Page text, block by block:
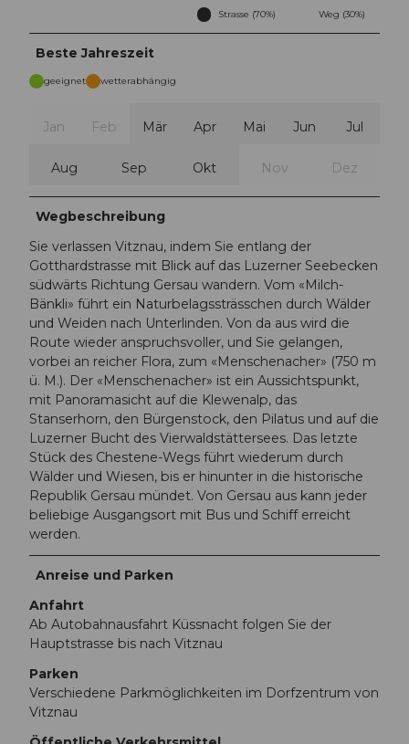
Strasse (70%) Weg (30%)
Beste Jahreszeit
geeignet wetterabhängig
Jan Feb Mär Apr Mai Jun Jul
Aug Sep Okt Nov Dez
Wegbeschreibung
Sie verlassen Vitznau, indem Sie entlang der
Gotthardstrasse mit Blick auf das Luzerner Seebecken
südwärts Richtung Gersau wandern. Vom «Milch-
Bänkli» führt ein Naturbelagssträsschen durch Wälder
und Weiden nach Unterlinden. Von da aus wird die
Route wieder anspruchsvoller, und Sie gelangen,
vorbei an reicher Flora, zum «Menschenacher» (750 m
ü. M.). Der «Menschenacher» ist ein Aussichtspunkt,
mit Panoramasicht auf die Klewenalp, das
Stanserhorn, den Bürgenstock, den Pilatus und auf die
Luzerner Bucht des Vierwaldstättersees. Das letzte
Stück des Chestene-Wegs führt wiederum durch
Wälder und Wiesen, bis er hinunter in die historische
Republik Gersau mündet. Von Gersau aus kann jeder
beliebige Ausgangsort mit Bus und Schiff erreicht
werden.
Anreise und Parken
Anfahrt
Ab Autobahnausfahrt Küssnacht folgen Sie der
Hauptstrasse bis nach Vitznau
Parken
Verschiedene Parkmöglichkeiten im Dorfzentrum von
Vitznau